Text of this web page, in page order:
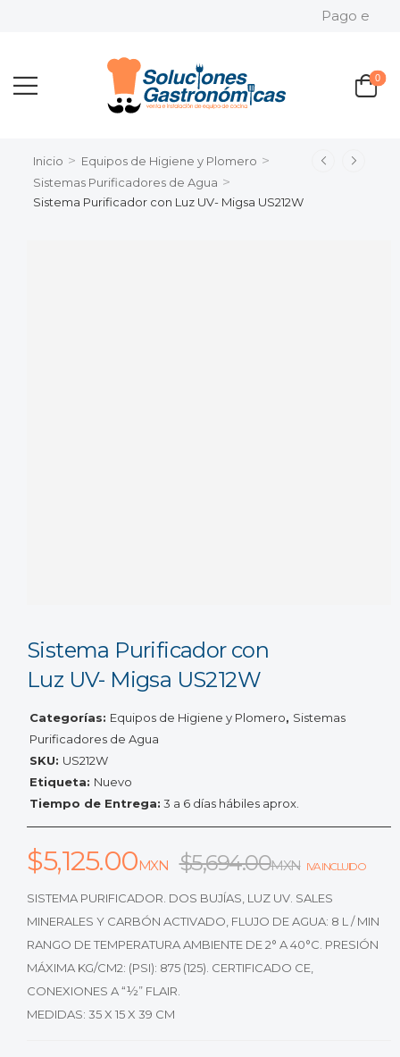
Pago en 3
0
Inicio > Equipos de Higiene y Plomero >
Sistemas Purificadores de Agua >
Sistema Purificador con Luz UV- Migsa US212W
Sistema Purificador con
Luz UV- Migsa US212W
Categorías: Equipos de Higiene y Plomero, Sistemas
Purificadores de Agua
SKU: US212W
Etiqueta: Nuevo
Tiempo de Entrega: 3 a 6 días hábiles aprox.
$5,125.00MXN $5,694.00MXN IVA INCLUIDO
SISTEMA PURIFICADOR. DOS BUJÍAS, LUZ UV. SALES
MINERALES Y CARBÓN ACTIVADO, FLUJO DE AGUA: 8 L / MIN
RANGO DE TEMPERATURA AMBIENTE DE 2° A 40°C. PRESIÓN
MÁXIMA KG/CM2: (PSI): 875 (125). CERTIFICADO CE,
CONEXIONES A “½” FLAIR.
MEDIDAS: 35 X 15 X 39 CM